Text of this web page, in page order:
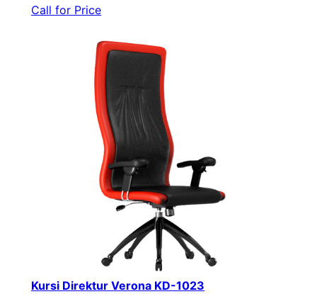
Call for Price
Kursi Direktur Verona KD-1023